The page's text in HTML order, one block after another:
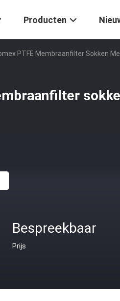
Producten
PTFE Membraanfilter Sokken
Bespreekbaar
Prijs